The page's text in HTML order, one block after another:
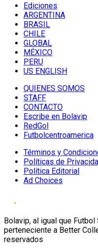
Ediciones
ARGENTINA
BRASIL
CHILE
GLOBAL
MÉXICO
PERU
US ENGLISH
QUIENES SOMOS
STAFF
CONTACTO
Escribe en Bolavip
RedGol
Futbolcentroamerica
Términos y
Políticas de
Política Editorial
Ad Choices
Bolavip, al igual que
perteneciente a Better
reservados